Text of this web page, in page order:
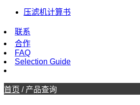
压滤机计算书
联系
合作
FAQ
Selection Guide
首页 / 产品查询